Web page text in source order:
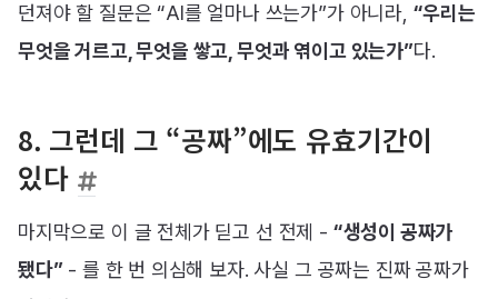
던져야 할 질문은 “AI를 얼마나 쓰는가”가 아니라, “우리는
무엇을 거르고, 무엇을 쌓고, 무엇과 엮이고 있는가”다.
8. 그런데 그 “공짜”에도 유효기간이
있다
마지막으로 이 글 전체가 딛고 선 전제 - “생성이 공짜가
됐다” - 를 한 번 의심해 보자. 사실 그 공짜는 진짜 공짜가